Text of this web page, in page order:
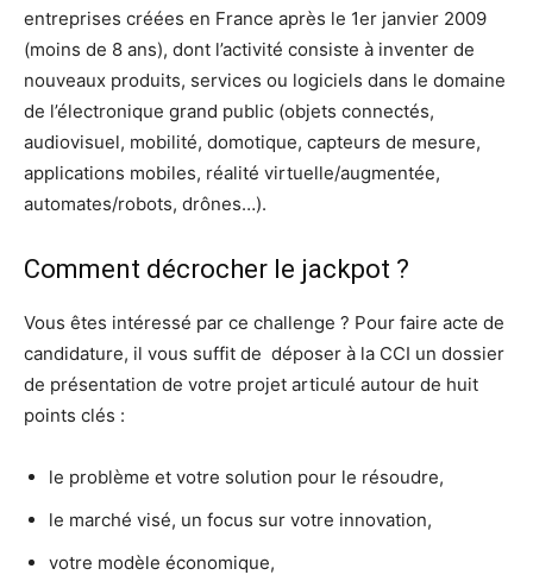
entreprises créées en France après le 1er janvier 2009
(moins de 8 ans), dont l’activité consiste à inventer de
nouveaux produits, services ou logiciels dans le domaine
de l’électronique grand public (objets connectés,
audiovisuel, mobilité, domotique, capteurs de mesure,
applications mobiles, réalité virtuelle/augmentée,
automates/robots, drônes…).
Comment décrocher le jackpot ?
Vous êtes intéressé par ce challenge ? Pour faire acte de
candidature, il vous suffit de déposer à la CCI un dossier
de présentation de votre projet articulé autour de huit
points clés :
le problème et votre solution pour le résoudre,
le marché visé, un focus sur votre innovation,
votre modèle économique,